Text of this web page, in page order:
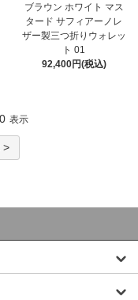
ブラウン ホワイト マス
タード サフィアーノレ
ザー製三つ折りウォレッ
ト 01
92,400円(税込)
表示
>